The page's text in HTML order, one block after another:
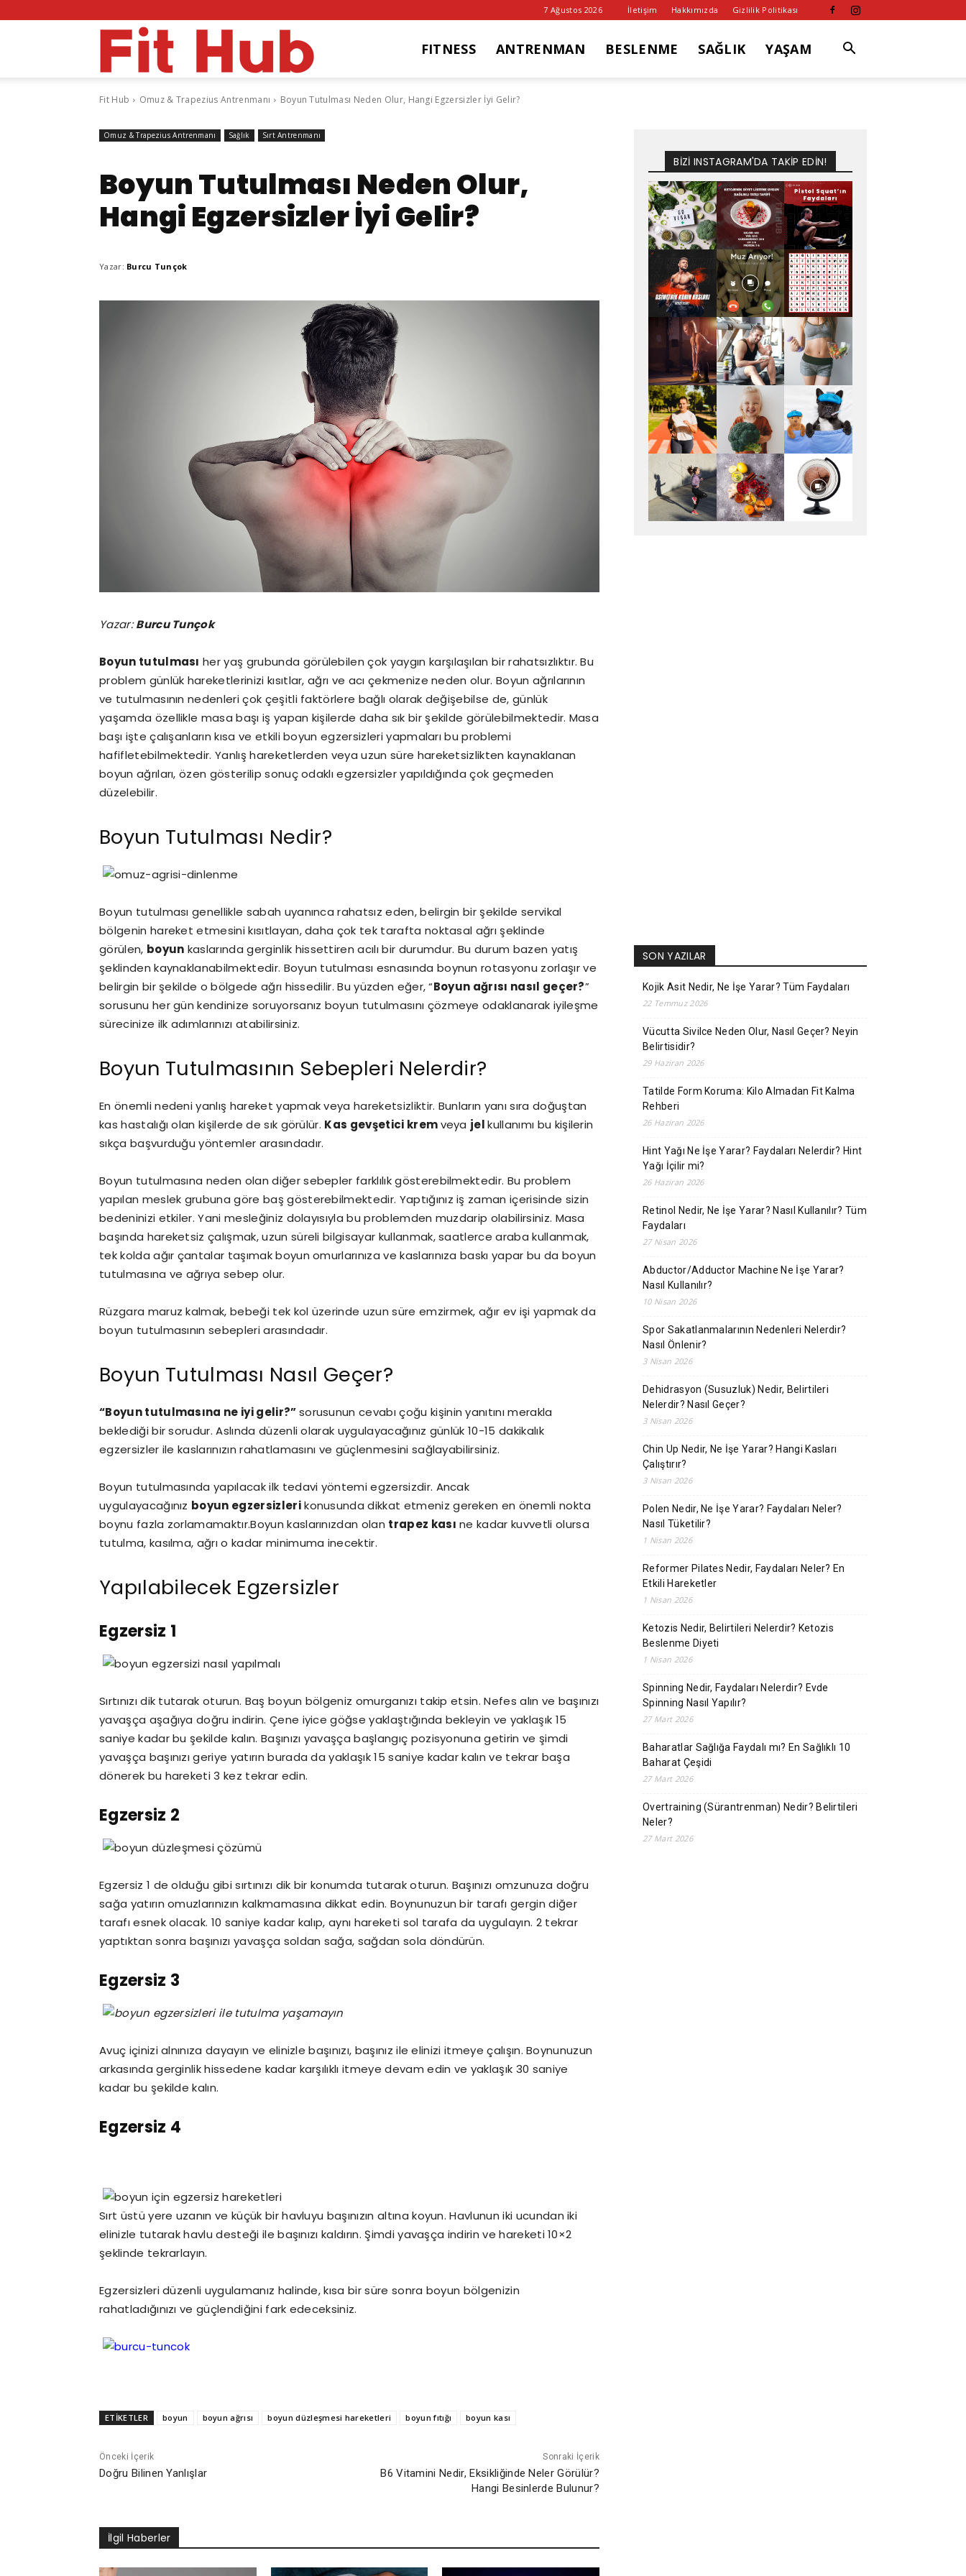
7 Ağustos 2026 İletişim Hakkımızda Gizlilik Politikası
Hub
FITNESS ANTRENMAN BESLENME SAĞLIK YAŞAM
Fit Hub Omuz & Trapezius Antrenmanı Boyun Tutulması Neden Olur, Hangi Egzersizler İyi Gelir?
Omuz & Trapezius Antrenmanı Sağlık Sırt Antrenmanı
Boyun Tutulması Neden Olur,
Hangi Egzersizler İyi Gelir?
Yazar: Burcu Tunçok
Yazar:Burcu Tunçok
Boyun tutulması her yaş grubunda görülebilen çok yaygın karşılaşılan bir rahatsızlıktır. Bu
problem günlük hareketlerinizi kısıtlar, ağrı ve acı çekmenize neden olur. Boyun ağrılarının
ve tutulmasının nedenleri çok çeşitli faktörlere bağlı olarak değişebilse de, günlük
yaşamda özellikle masa başı iş yapan kişilerde daha sık bir şekilde görülebilmektedir. Masa
başı işte çalışanların kısa ve etkili boyun egzersizleri yapmaları bu problemi
hafifletebilmektedir. Yanlış hareketlerden veya uzun süre hareketsizlikten kaynaklanan
boyun ağrıları, özen gösterilip sonuç odaklı egzersizler yapıldığında çok geçmeden
düzelebilir.
Boyun Tutulması Nedir?
Boyun tutulması genellikle sabah uyanınca rahatsız eden, belirgin bir şekilde servikal
bölgenin hareket etmesini kısıtlayan, daha çok tek tarafta noktasal ağrı şeklinde
görülen, boyun kaslarında gerginlik hissettiren acılı bir durumdur. Bu durum bazen yatış
şeklinden kaynaklanabilmektedir. Boyun tutulması esnasında boynun rotasyonu zorlaşır ve
belirgin bir şekilde o bölgede ağrı hissedilir. Bu yüzden eğer, “Boyun ağrısı nasıl geçer?”
sorusunu her gün kendinize soruyorsanız boyun tutulmasını çözmeye odaklanarak iyileşme
sürecinize ilk adımlarınızı atabilirsiniz.
Boyun Tutulmasının Sebepleri Nelerdir?
En önemli nedeni yanlış hareket yapmak veya hareketsizliktir. Bunların yanı sıra doğuştan
kas hastalığı olan kişilerde de sık görülür. Kas gevşetici kremveya jelkullanımı bu kişilerin
sıkça başvurduğu yöntemler arasındadır.
Boyun tutulmasına neden olan diğer sebepler farklılık gösterebilmektedir. Bu problem
yapılan meslek grubuna göre baş gösterebilmektedir. Yaptığınız iş zaman içerisinde sizin
bedeninizi etkiler. Yani mesleğiniz dolayısıyla bu problemden muzdarip olabilirsiniz. Masa
başında hareketsiz çalışmak, uzun süreli bilgisayar kullanmak, saatlerce araba kullanmak,
tek kolda ağır çantalar taşımak boyun omurlarınıza ve kaslarınıza baskı yapar bu da boyun
tutulmasına ve ağrıya sebep olur.
Rüzgara maruz kalmak, bebeği tek kol üzerinde uzun süre emzirmek, ağır ev işi yapmak da
boyun tutulmasının sebepleri arasındadır.
Boyun Tutulması Nasıl Geçer?
“Boyun tutulmasına ne iyi gelir?”sorusunun cevabı çoğu kişinin yanıtını merakla
beklediği bir sorudur. Aslında düzenli olarak uygulayacağınız günlük 10-15 dakikalık
egzersizler ile kaslarınızın rahatlamasını ve güçlenmesini sağlayabilirsiniz.
Boyun tutulmasında yapılacak ilk tedavi yöntemi egzersizdir. Ancak
uygulayacağınız boyun egzersizlerikonusunda dikkat etmeniz gereken en önemli nokta
boynu fazla zorlamamaktır.Boyun kaslarınızdan olan trapez kası ne kadar kuvvetli olursa
tutulma, kasılma, ağrı o kadar minimuma inecektir.
Yapılabilecek Egzersizler
Egzersiz 1
Sırtınızı dik tutarak oturun. Baş boyun bölgeniz omurganızı takip etsin. Nefes alın ve başınızı
yavaşça aşağıya doğru indirin. Çene iyice göğse yaklaştığında bekleyin ve yaklaşık 15
saniye kadar bu şekilde kalın. Başınızı yavaşça başlangıç pozisyonuna getirin ve şimdi
yavaşça başınızı geriye yatırın burada da yaklaşık 15 saniye kadar kalın ve tekrar başa
dönerek bu hareketi 3 kez tekrar edin.
Egzersiz 2
Egzersiz 1 de olduğu gibi sırtınızı dik bir konumda tutarak oturun. Başınızı omzunuza doğru
sağa yatırın omuzlarınızın kalkmamasına dikkat edin. Boynunuzun bir tarafı gergin diğer
tarafı esnek olacak. 10 saniye kadar kalıp, aynı hareketi sol tarafa da uygulayın. 2 tekrar
yaptıktan sonra başınızı yavaşça soldan sağa, sağdan sola döndürün.
Egzersiz 3
Avuç içinizi alnınıza dayayın ve elinizle başınızı, başınız ile elinizi itmeye çalışın. Boynunuzun
arkasında gerginlik hissedene kadar karşılıklı itmeye devam edin ve yaklaşık 30 saniye
kadar bu şekilde kalın.
Egzersiz 4
Sırt üstü yere uzanın ve küçük bir havluyu başınızın altına koyun. Havlunun iki ucundan iki
elinizle tutarak havlu desteği ile başınızı kaldırın. Şimdi yavaşça indirin ve hareketi 10×2
şeklinde tekrarlayın.
Egzersizleri düzenli uygulamanız halinde, kısa bir süre sonra boyun bölgenizin
rahatladığınızı ve güçlendiğini fark edeceksiniz.
ETİKETLER boyun boyun ağrısı boyun düzleşmesi hareketleri boyun fıtığı boyun kası
Önceki İçerik
Doğru Bilinen Yanlışlar
Sonraki İçerik
B6 Vitamini Nedir, Eksikliğinde Neler Görülür?
Hangi Besinlerde Bulunur?
İlgil Haberler
BİZİ INSTAGRAM'DA TAKİP EDİN!
SON YAZILAR
Kojik Asit Nedir, Ne İşe Yarar? Tüm Faydaları
22 Temmuz 2026
Vücutta Sivilce Neden Olur, Nasıl Geçer? Neyin
Belirtisidir?
29 Haziran 2026
Tatilde Form Koruma: Kilo Almadan Fit Kalma
Rehberi
26 Haziran 2026
Hint Yağı Ne İşe Yarar? Faydaları Nelerdir? Hint
Yağı İçilir mi?
26 Haziran 2026
Retinol Nedir, Ne İşe Yarar? Nasıl Kullanılır? Tüm
Faydaları
27 Nisan 2026
Abductor/Adductor Machine Ne İşe Yarar?
Nasıl Kullanılır?
10 Nisan 2026
Spor Sakatlanmalarının Nedenleri Nelerdir?
Nasıl Önlenir?
3 Nisan 2026
Dehidrasyon (Susuzluk) Nedir, Belirtileri
Nelerdir? Nasıl Geçer?
3 Nisan 2026
Chin Up Nedir, Ne İşe Yarar? Hangi Kasları
Çalıştırır?
3 Nisan 2026
Polen Nedir, Ne İşe Yarar? Faydaları Neler?
Nasıl Tüketilir?
1 Nisan 2026
Reformer Pilates Nedir, Faydaları Neler? En
Etkili Hareketler
1 Nisan 2026
Ketozis Nedir, Belirtileri Nelerdir? Ketozis
Beslenme Diyeti
1 Nisan 2026
Spinning Nedir, Faydaları Nelerdir? Evde
Spinning Nasıl Yapılır?
27 Mart 2026
Baharatlar Sağlığa Faydalı mı? En Sağlıklı 10
Baharat Çeşidi
27 Mart 2026
Overtraining (Sürantrenman) Nedir? Belirtileri
Neler?
27 Mart 2026